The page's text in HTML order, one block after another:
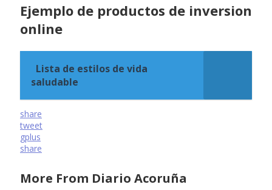
Ejemplo de productos de inversion
online
Lista de estilos de vida
saludable
share
tweet
gplus
share
More From Diario Acoruña